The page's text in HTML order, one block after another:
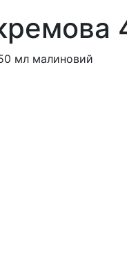
мл малиновий